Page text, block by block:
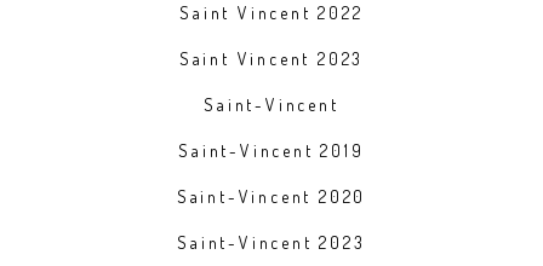
Saint Vincent 2022
Saint Vincent 2023
Saint-Vincent
Saint-Vincent 2019
Saint-Vincent 2020
Saint-Vincent 2023